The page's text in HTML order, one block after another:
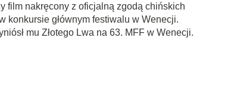
film nakręcony z oficjalną zgodą chińskich
konkursie głównym festiwalu w Wenecji.
mu Złotego Lwa na 63. MFF w Wenecji.